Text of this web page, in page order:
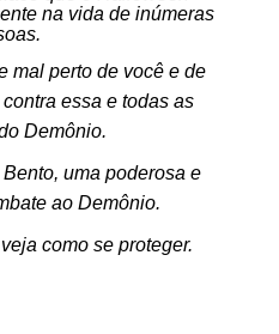
na vida de inúmeras
mal perto de você e de
essa e todas as
Demônio.
uma poderosa e
ao Demônio.
como se proteger.